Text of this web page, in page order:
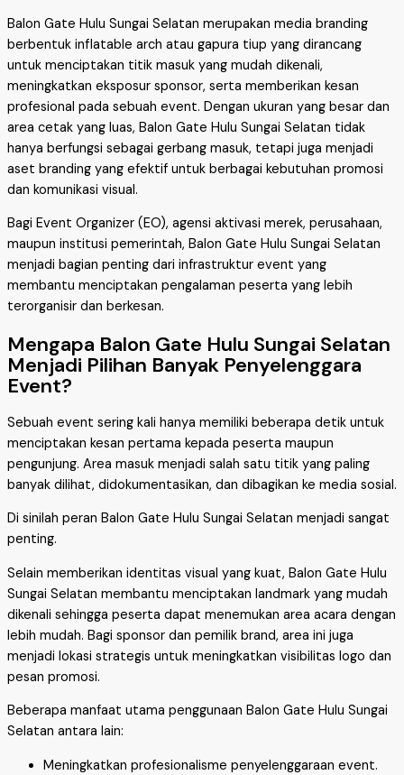
Balon Gate Hulu Sungai Selatan merupakan media branding
berbentuk inflatable arch atau gapura tiup yang dirancang
untuk menciptakan titik masuk yang mudah dikenali,
meningkatkan eksposur sponsor, serta memberikan kesan
profesional pada sebuah event. Dengan ukuran yang besar dan
area cetak yang luas, Balon Gate Hulu Sungai Selatan tidak
hanya berfungsi sebagai gerbang masuk, tetapi juga menjadi
aset branding yang efektif untuk berbagai kebutuhan promosi
dan komunikasi visual.
Bagi Event Organizer (EO), agensi aktivasi merek, perusahaan,
maupun institusi pemerintah, Balon Gate Hulu Sungai Selatan
menjadi bagian penting dari infrastruktur event yang
membantu menciptakan pengalaman peserta yang lebih
terorganisir dan berkesan.
Mengapa Balon Gate Hulu Sungai Selatan
Menjadi Pilihan Banyak Penyelenggara
Event?
Sebuah event sering kali hanya memiliki beberapa detik untuk
menciptakan kesan pertama kepada peserta maupun
pengunjung. Area masuk menjadi salah satu titik yang paling
banyak dilihat, didokumentasikan, dan dibagikan ke media sosial.
Di sinilah peran Balon Gate Hulu Sungai Selatan menjadi sangat
penting.
Selain memberikan identitas visual yang kuat, Balon Gate Hulu
Sungai Selatan membantu menciptakan landmark yang mudah
dikenali sehingga peserta dapat menemukan area acara dengan
lebih mudah. Bagi sponsor dan pemilik brand, area ini juga
menjadi lokasi strategis untuk meningkatkan visibilitas logo dan
pesan promosi.
Beberapa manfaat utama penggunaan Balon Gate Hulu Sungai
Selatan antara lain:
Meningkatkan profesionalisme penyelenggaraan event.